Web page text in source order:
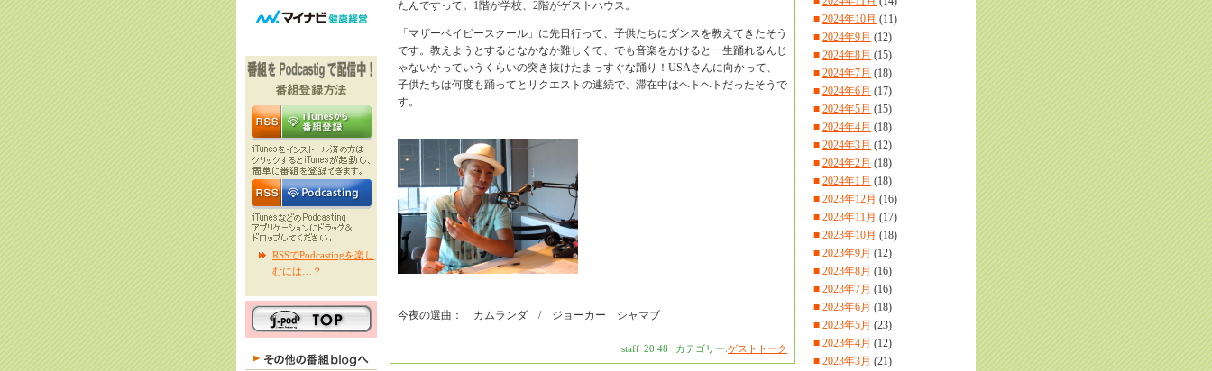
RSSでPodcastingを楽し
むには…？
たんですって。1階が学校、2階がゲストハウス。
「マザーベイビースクール」に先日行って、子供たちにダンスを教えてきたそう
です。教えようとするとなかなか難しくて、でも音楽をかけると一生踊れるんじ
ゃないかっていうくらいの突き抜けたまっすぐな踊り！USAさんに向かって、
子供たちは何度も踊ってとリクエストの連続で、滞在中はヘトヘトだったそうで
す。
今夜の選曲： カムランダ / ジョーカー シャマブ
staff 20:48 カテゴリー:ゲストトーク
■ 2024年10月 (11)
■ 2024年9月 (12)
■ 2024年8月 (15)
■ 2024年7月 (18)
■ 2024年6月 (17)
■ 2024年5月 (15)
■ 2024年4月 (18)
■ 2024年3月 (12)
■ 2024年2月 (18)
■ 2024年1月 (18)
■ 2023年12月 (16)
■ 2023年11月 (17)
■ 2023年10月 (18)
■ 2023年9月 (12)
■ 2023年8月 (16)
■ 2023年7月 (16)
■ 2023年6月 (18)
■ 2023年5月 (23)
■ 2023年4月 (12)
■ 2023年3月 (21)